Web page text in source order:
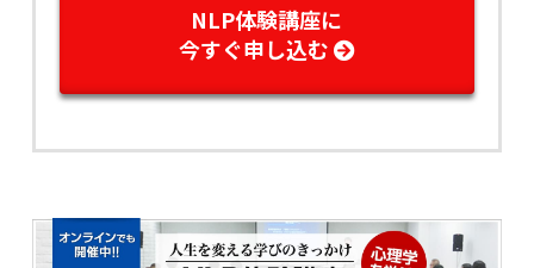
NLP体験講座に
今すぐ申し込む